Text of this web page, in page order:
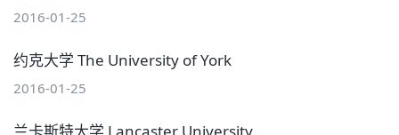
2016-01-25
约克大学 The University of York
2016-01-25
兰卡斯特大学 Lancaster University